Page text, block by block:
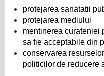
protejarea sanatatii
protejarea mediului
mentinerea curateniei
sa fie acceptabile din
conservarea
politicilor de reducere